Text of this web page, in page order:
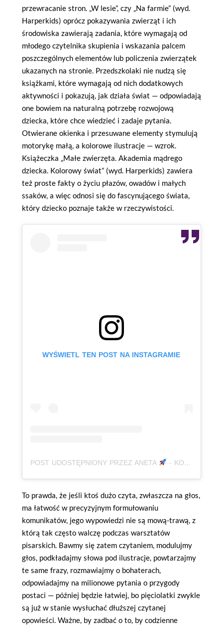
przewracanie stron. „W lesie”, czy „Na farmie” (wyd.
Harperkids) oprócz pokazywania zwierząt i ich
środowiska zawierają zadania, które wymagają od
młodego czytelnika skupienia i wskazania palcem
poszczególnych elementów lub policzenia zwierzątek
ukazanych na stronie. Przedszkolaki nie nudzą się
książkami, które wymagają od nich dodatkowych
aktywności i pokazują, jak działa świat — odpowiadają
one bowiem na naturalną potrzebę rozwojową
dziecka, które chce wiedzieć i zadaje pytania.
Otwierane okienka i przesuwane elementy stymulują
motorykę małą, a kolorowe ilustracje — wzrok.
Książeczka „Małe zwierzęta. Akademia mądrego
dziecka. Kolorowy świat” (wyd. Harperkids) zawiera
też proste fakty o życiu płazów, owadów i małych
ssaków, a więc odnosi się do fascynującego świata,
który dziecko poznaje także w rzeczywistości.
WYŚWIETL TEN POST NA INSTAGRAMIE
POST UDOSTĘPNIONY PRZEZ ANETA - KOREPETYCJE, JĘZYK POLSKI | AUTYZM, ADHD | KSIĄŻKI (@BABAODPOLSKIEGO)
To prawda, że jeśli ktoś dużo czyta, zwłaszcza na głos,
ma łatwość w precyzyjnym formułowaniu
komunikatów, jego wypowiedzi nie są mową-trawą, z
którą tak często walczę podczas warsztatów
pisarskich. Bawmy się zatem czytaniem, modulujmy
głos, podkładajmy słowa pod ilustracje, powtarzajmy
te same frazy, rozmawiajmy o bohaterach,
odpowiadajmy na milionowe pytania o przygody
postaci — później będzie łatwiej, bo pięciolatki zwykle
są już w stanie wysłuchać dłuższej czytanej
opowieści. Ważne, by zadbać o to, by codzienne